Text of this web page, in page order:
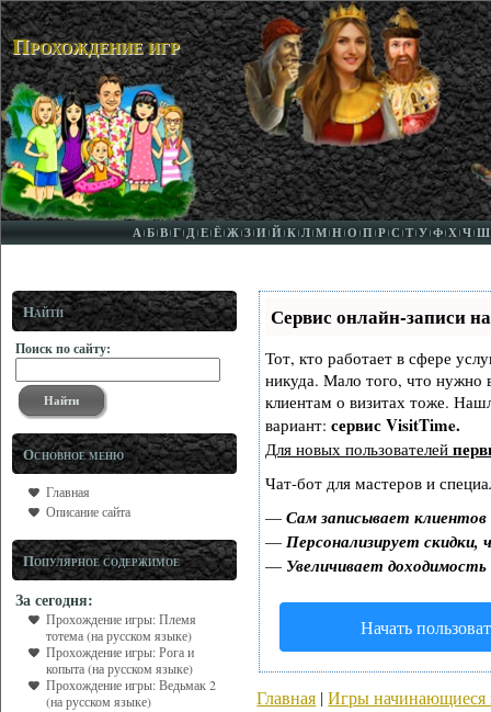
Прохождение игр
А Б В Г Д Е Ё Ж З И Й К Л М Н О П Р С Т У Ф Х Ч Ш
Найти
Поиск по сайту:
Основное меню
Главная
Описание сайта
Популярное содержимое
За сегодня:
Прохождение игры: Племя
тотема (на русском языке)
Прохождение игры: Рога и
копыта (на русском языке)
Прохождение игры: Ведьмак 2
(на русском языке)
Сервис онлайн-записи
Тот, кто работает в сфере
никуда. Мало того, что нужно
клиентам о визитах тоже.
вариант: сервис VisitTime.
Для новых пользователей
Чат-бот для мастеров и
— Сам записывает
— Персонализирует скидки,
— Увеличивает
Начать
Главная |Игры начинающиеся